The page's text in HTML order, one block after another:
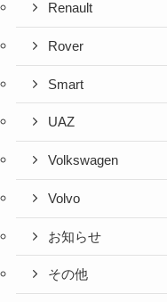
Renault
Rover
Smart
UAZ
Volkswagen
Volvo
お知らせ
その他